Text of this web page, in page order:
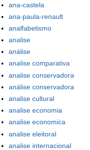
ana-castela
ana-paula-renault
analfabetismo
analise
análise
analise comparativa
analise conservadora
análise conservadora
analise cultural
analise economia
analise economica
analise eleitoral
analise internacional